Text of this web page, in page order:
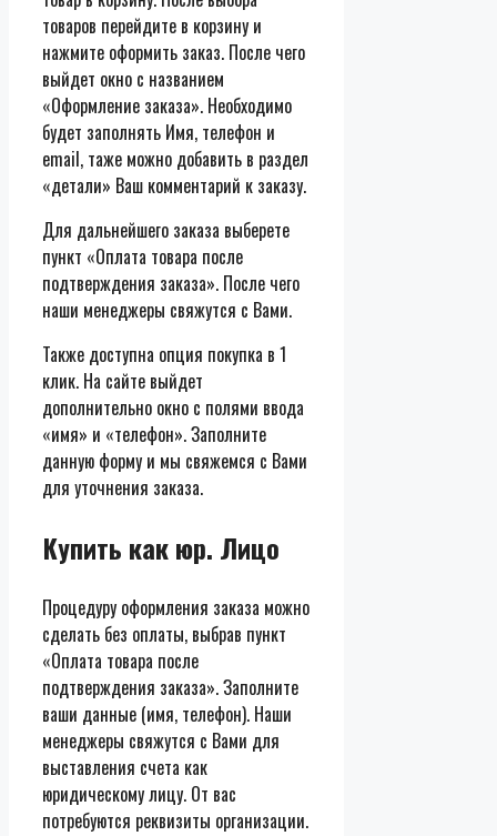
товаров перейдите в корзину и
нажмите оформить заказ. После чего
выйдет окно с названием
«Оформление заказа». Необходимо
будет заполнять Имя, телефон и
email, таже можно добавить в раздел
«детали» Ваш комментарий к заказу.
Для дальнейшего заказа выберете
пункт «Оплата товара после
подтверждения заказа». После чего
наши менеджеры свяжутся с Вами.
Также доступна опция покупка в 1
клик. На сайте выйдет
дополнительно окно с полями ввода
«имя» и «телефон». Заполните
данную форму и мы свяжемся с Вами
для уточнения заказа.
Купить как юр. Лицо
Процедуру оформления заказа можно
сделать без оплаты, выбрав пункт
«Оплата товара после
подтверждения заказа». Заполните
ваши данные (имя, телефон). Наши
менеджеры свяжутся с Вами для
выставления счета как
юридическому лицу. От вас
потребуются реквизиты организации.